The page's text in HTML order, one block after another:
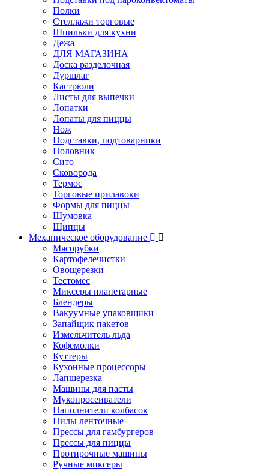
Полки
Стеллажи торговые
Шпильки для кухни
Дежа
ДЛЯ МАГАЗИНА
Доска разделочная
Дуршлаг
Кастрюли
Листы для выпечки
Лопатки
Лопаты для пиццы
Нож
Подставки, подтоварники
Половник
Сито
Сковорода
Термос
Торговые прилавоки
Формы для пиццы
Шумовка
Щипцы
Механическое оборудование
Мясорубки
Картофелечистки
Овощерезки
Тестомес
Миксеры планетарные
Блендеры
Вакуумные упаковщики
Запайщик пакетов
Измельчитель льда
Кофемолки
Куттеры
Кухонные процессоры
Лапшерезка
Машины для пасты
Мукопросеиватели
Наполнители колбасок
Пилы ленточные
Прессы для гамбургеров
Прессы для пиццы
Протирочные машины
Ручные миксеры